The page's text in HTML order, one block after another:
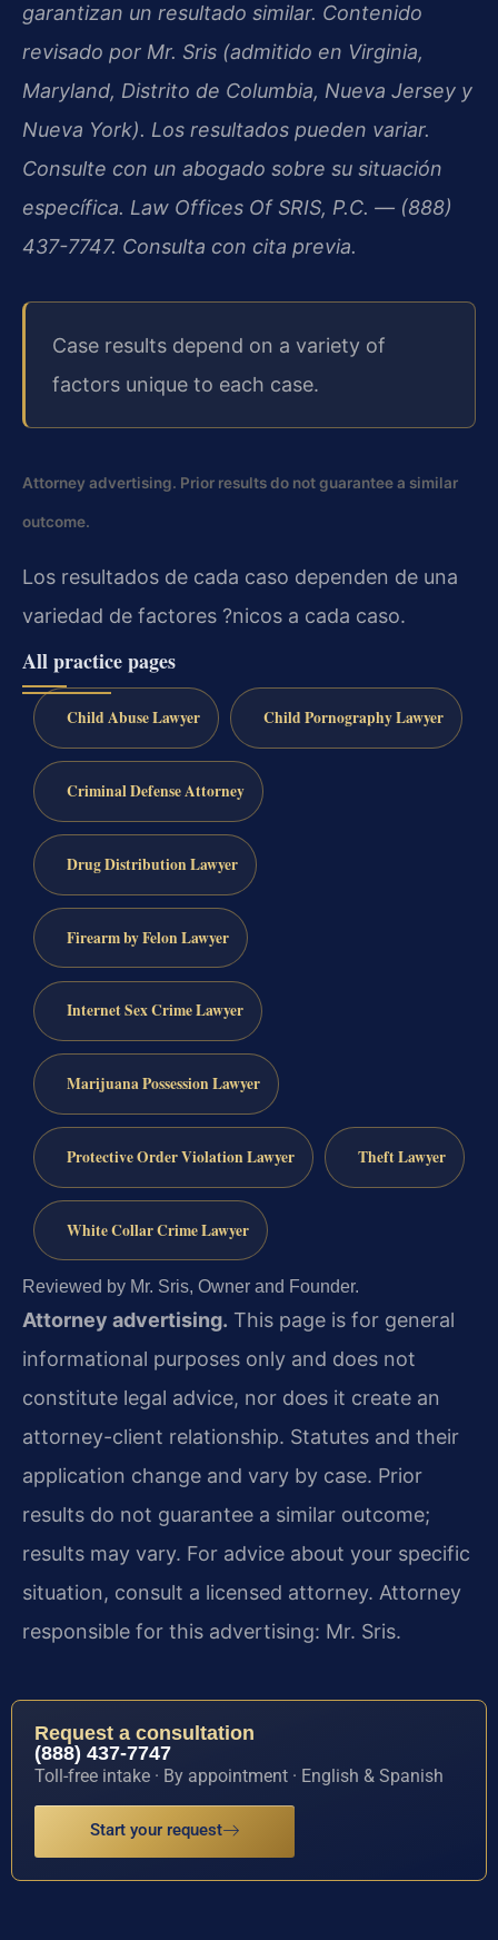
garantizan un resultado similar. Contenido
revisado por Mr. Sris (admitido en Virginia,
Maryland, Distrito de Columbia, Nueva Jersey y
Nueva York). Los resultados pueden variar.
Consulte con un abogado sobre su situación
específica. Law Offices Of SRIS, P.C. — (888)
437-7747. Consulta con cita previa.
Case results depend on a variety of
factors unique to each case.
Attorney advertising. Prior results do not guarantee a similar
outcome.
Los resultados de cada caso dependen de una
variedad de factores ?nicos a cada caso.
All practice pages
Child Abuse Lawyer Child Pornography Lawyer
Criminal Defense Attorney
Drug Distribution Lawyer
Firearm by Felon Lawyer
Internet Sex Crime Lawyer
Marijuana Possession Lawyer
Protective Order Violation Lawyer Theft Lawyer
White Collar Crime Lawyer
Reviewed by Mr. Sris, Owner and Founder.
Attorney advertising. This page is for general
informational purposes only and does not
constitute legal advice, nor does it create an
attorney-client relationship. Statutes and their
application change and vary by case. Prior
results do not guarantee a similar outcome;
results may vary. For advice about your specific
situation, consult a licensed attorney. Attorney
responsible for this advertising: Mr. Sris.
Request a consultation
(888) 437-7747
Toll-free intake · By appointment · English & Spanish
Start your request